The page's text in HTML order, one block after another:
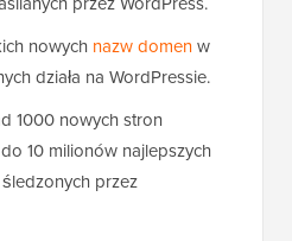
nowych nazw domenw
działa na WordPressie.
1000 nowych stron
10 milionów najlepszych
przez